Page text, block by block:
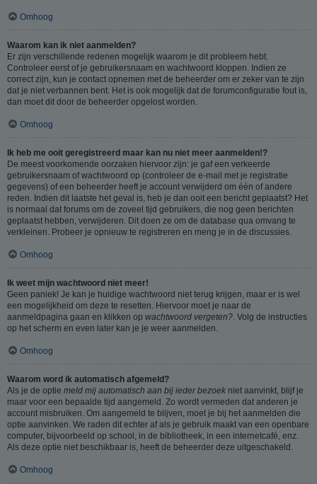
Omhoog
Waarom kan ik niet aanmelden?
Er zijn verschillende redenen mogelijk waarom je dit probleem hebt.
Controleer eerst of je gebruikersnaam en wachtwoord kloppen. Indien ze
correct zijn, kun je contact opnemen met de beheerder om er zeker van te zijn
dat je niet verbannen bent. Het is ook mogelijk dat de forumconfiguratie fout is,
dan moet dit door de beheerder opgelost worden.
Omhoog
Ik heb me ooit geregistreerd maar kan nu niet meer aanmelden!?
De meest voorkomende oorzaken hiervoor zijn: je gaf een verkeerde
gebruikersnaam of wachtwoord op (controleer de e-mail met je registratie
gegevens) of een beheerder heeft je account verwijderd om één of andere
reden. Indien dit laatste het geval is, heb je dan ooit een bericht geplaatst? Het
is normaal dat forums om de zoveel tijd gebruikers, die nog geen berichten
geplaatst hebben, verwijderen. Dit doen ze om de database qua omvang te
verkleinen. Probeer je opnieuw te registreren en meng je in de discussies.
Omhoog
Ik weet mijn wachtwoord niet meer!
Geen paniek! Je kan je huidige wachtwoord niet terug krijgen, maar er is wel
een mogelijkheid om deze te resetten. Hiervoor moet je naar de
aanmeldpagina gaan en klikken op wachtwoord vergeten? . Volg de instructies
op het scherm en even later kan je je weer aanmelden.
Omhoog
Waarom word ik automatisch afgemeld?
Als je de optie meld mij automatisch aan bij ieder bezoek niet aanvinkt, blijf je
maar voor een bepaalde tijd aangemeld. Zo wordt vermeden dat anderen je
account misbruiken. Om aangemeld te blijven, moet je bij het aanmelden die
optie aanvinken. We raden dit echter af als je gebruik maakt van een openbare
computer, bijvoorbeeld op school, in de bibliotheek, in een internetcafé, enz.
Als deze optie niet beschikbaar is, heeft de beheerder deze uitgeschakeld.
Omhoog